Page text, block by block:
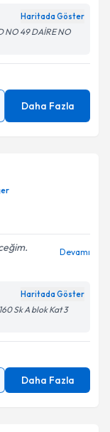
Haritada Göster
NO 49 DAİRE NO
Daha Fazla
Devamı
Haritada Göster
Sk A blok Kat 3
Daha Fazla